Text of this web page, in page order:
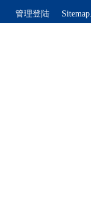
管理登陆